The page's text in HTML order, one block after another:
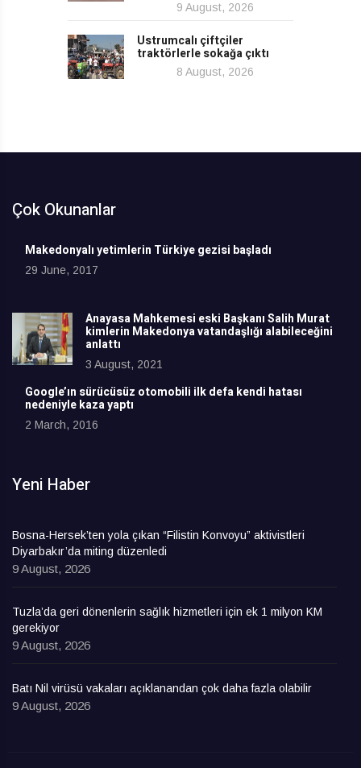
9 August, 2026
Ustrumcalı çiftçiler
traktörlerle sokağa çıktı
8 August, 2026
Çok Okunanlar
Makedonyalı yetimlerin Türkiye gezisi başladı
29 June, 2017
Anayasa Mahkemesi eski Başkanı Salih Murat
kimlerin Makedonya vatandaşlığı alabileceğini
anlattı
3 August, 2021
Google’ın sürücüsüz otomobili ilk defa kendi hatası
nedeniyle kaza yaptı
2 March, 2016
Yeni Haber
Bosna-Hersek’ten yola çıkan “Filistin Konvoyu” aktivistleri
Diyarbakır’da miting düzenledi
9 August, 2026
Tuzla’da geri dönenlerin sağlık hizmetleri için ek 1 milyon KM
gerekiyor
9 August, 2026
Batı Nil virüsü vakaları açıklanandan çok daha fazla olabilir
9 August, 2026